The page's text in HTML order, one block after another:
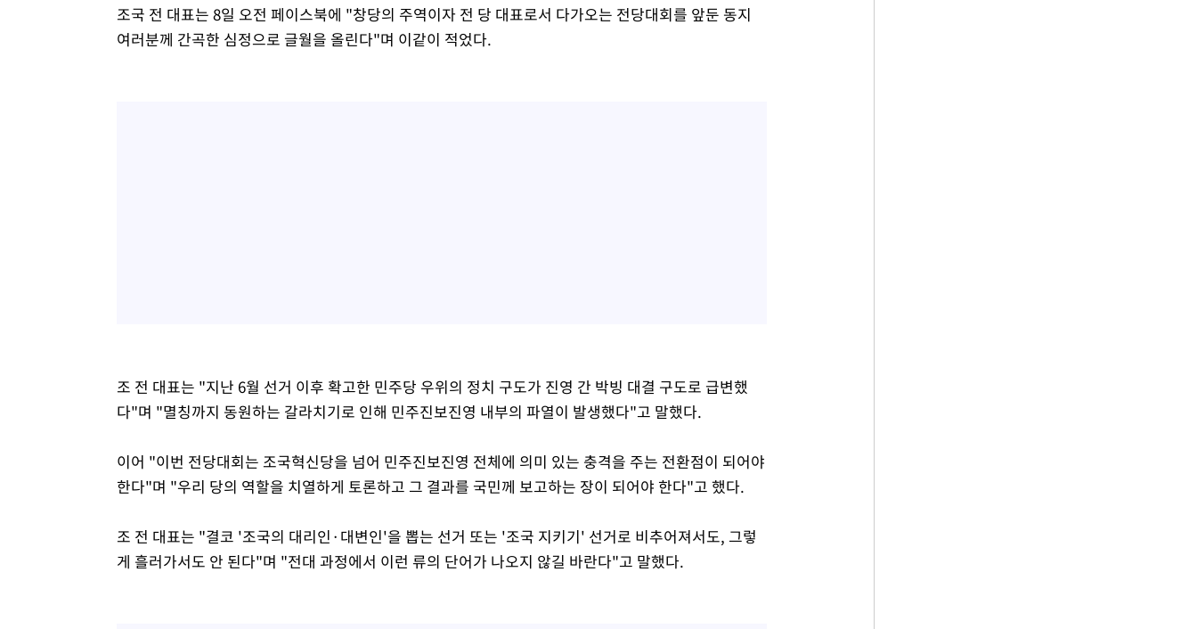
조국 전 대표는 8일 오전 페이스북에 "창당의 주역이자 전 당 대표로서 다가오는 전당대회를 앞둔 동지
여러분께 간곡한 심정으로 글월을 올린다"며 이같이 적었다.
조 전 대표는 "지난 6월 선거 이후 확고한 민주당 우위의 정치 구도가 진영 간 박빙 대결 구도로 급변했
다"며 "멸칭까지 동원하는 갈라치기로 인해 민주진보진영 내부의 파열이 발생했다"고 말했다.
이어 "이번 전당대회는 조국혁신당을 넘어 민주진보진영 전체에 의미 있는 충격을 주는 전환점이 되어야
한다"며 "우리 당의 역할을 치열하게 토론하고 그 결과를 국민께 보고하는 장이 되어야 한다"고 했다.
조 전 대표는 "결코 '조국의 대리인·대변인'을 뽑는 선거 또는 '조국 지키기' 선거로 비추어져서도, 그렇
게 흘러가서도 안 된다"며 "전대 과정에서 이런 류의 단어가 나오지 않길 바란다"고 말했다.